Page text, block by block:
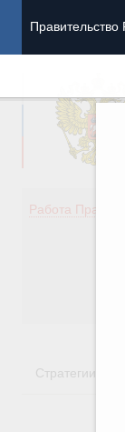
Правительство
Работа
Стратегии